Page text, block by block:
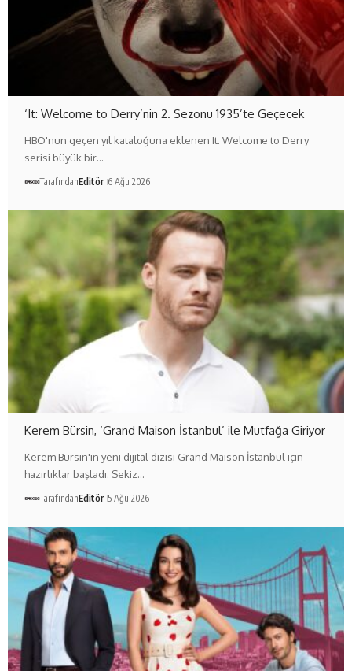
‘It: Welcome to Derry’nin 2. Sezonu 1935’te Geçecek
HBO'nun geçen yıl kataloğuna eklenen It: Welcome to Derry
serisi büyük bir…
TarafındanEditör 6 Ağu 2026
Kerem Bürsin, ‘Grand Maison İstanbul’ ile Mutfağa Giriyor
Kerem Bürsin'in yeni dijital dizisi Grand Maison İstanbul için
hazırlıklar başladı. Sekiz…
TarafındanEditör 5 Ağu 2026